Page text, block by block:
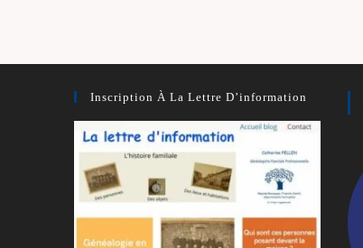
Inscription À La Lettre D’information